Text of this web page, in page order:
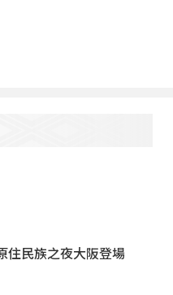
住民族之夜大阪登場